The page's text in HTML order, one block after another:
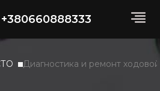
+380660888333
Диагностика и ремонт ходовой